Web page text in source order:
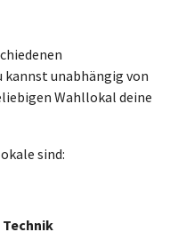
kannst unabhängig von
Wahllokal deine
sind: